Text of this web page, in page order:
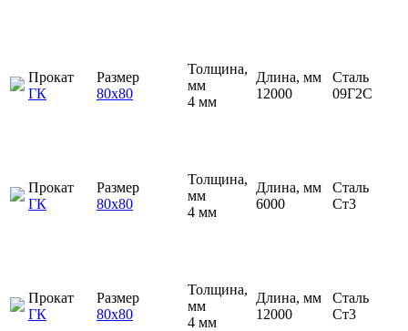
Прокат
ГК
Размер
80х80
Толщина,
мм
4 мм
Длина, мм
12000
Сталь
09Г2С
Прокат
ГК
Размер
80х80
Толщина,
мм
4 мм
Длина, мм
6000
Сталь
Ст3
Прокат
ГК
Размер
80х80
Толщина,
мм
4 мм
Длина, мм
12000
Сталь
Ст3